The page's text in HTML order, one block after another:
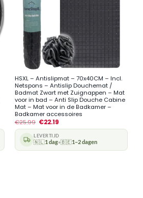
HSXL – Antislipmat – 70x40CM – Incl.
Netspons – Antislip Douchemat /
Badmat Zwart met Zuignappen – Mat
voor in bad – Anti Slip Douche Cabine
Mat – Mat voor in de Badkamer –
Badkamer accessoires
€25.99 €22.19
LEVERTIJD
🇳🇱1 dag•🇧🇪1–2 dagen